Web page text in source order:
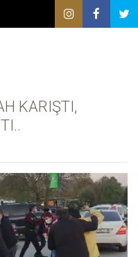
KARIŞTI,